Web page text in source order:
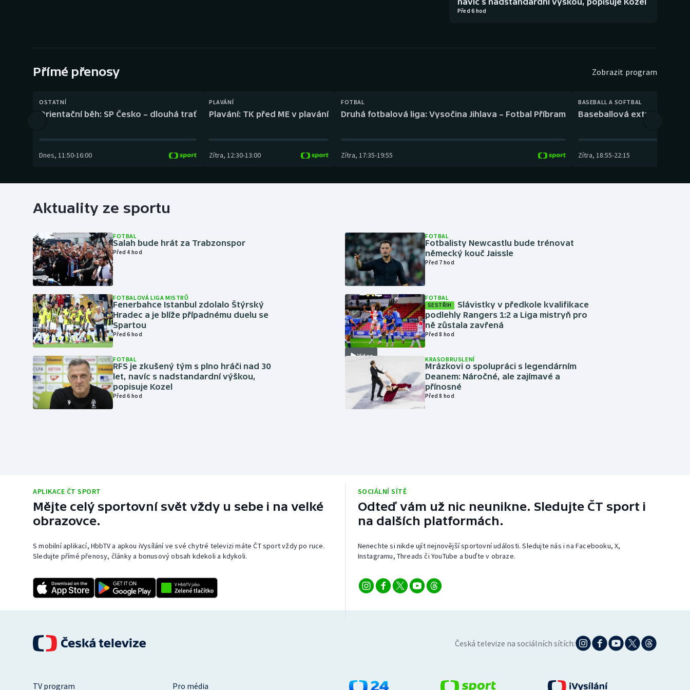
Před 6 hod
Přímé přenosy Zobrazit program
OSTATNÍ
Orientační běh: SP Česko – dlouhá trať
Dnes, 11:50-16:00
PLAVÁNÍ
Plavání: TK před ME v plavání
Zítra, 12:30-13:00
FOTBAL
Druhá fotbalová liga: Vysočina Jihlava – Fotbal Příbram
Zítra, 17:35-19:55
BASEBALL A SOFTBAL
Baseballová extraliga:
Zítra, 18:55-22:15
Aktuality ze sportu
FOTBAL
Salah bude hrát za Trabzonspor
Před 4 hod
FOTBALOVÁ LIGA MISTRŮ
Fenerbahce Istanbul zdolalo Štýrský
Hradec a je blíže případnému duelu se
Spartou
Před 6 hod
FOTBAL
RFS je zkušený tým s plno hráči nad 30
let, navíc s nadstandardní výškou,
popisuje Kozel
Před 6 hod
FOTBAL
Fotbalisty Newcastlu bude trénovat
německý kouč Jaissle
Před 7 hod
Video
FOTBAL
SESTŘIH
Slávistky v předkole kvalifikace
podlehly Rangers 1:2 a Liga mistryň pro
ně zůstala zavřená
Před 8 hod
KRASOBRUSLENÍ
Mrázkovi o spolupráci s legendárním
Deanem: Náročné, ale zajímavé a
přínosné
Před 8 hod
APLIKACE ČT SPORT
Mějte celý sportovní svět vždy u sebe i na velké
obrazovce.
S mobilní aplikací, HbbTV a apkou iVysílání ve své chytré televizi máte ČT sport vždy po ruce.
Sledujte přímé přenosy, články a bonusový obsah kdekoli a kdykoli.
SOCIÁLNÍ SÍTĚ
Odteď vám už nic neunikne. Sledujte ČT sport i
na dalších platformách.
Nenechte si nikde ujít nejnovější sportovní události. Sledujte nás i na Facebooku, X,
Instagramu, Threads či YouTube a buďte v obraze.
Česká televize na sociálních sítích:
TV program Pro média